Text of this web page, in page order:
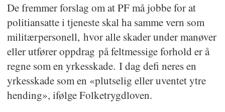
2. Konstituering
3. Interne saker: Årsmelding,
regnskap, organisasjonsutvikling i
PF, forslag fra PF Kripos
på endret sammensetning av
forbundsstyret, valg, hederstegn,
De fremmer forslag om at PF må jobbe for at
politiansatte i tjeneste skal ha samme vern som
militærpersonell, hvor alle skader under manøver
eller utfører oppdrag på feltmessige forhold er å
regne som en yrkesskade. I dag defi neres en
yrkesskade som en «plutselig eller uventet ytre
hending», ifølge Folketrygdloven.